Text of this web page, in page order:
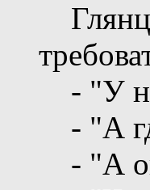
- "У
- "А
- "А